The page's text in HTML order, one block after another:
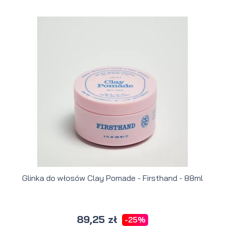
Glinka do włosów Clay Pomade - Firsthand - 88ml
89,25 zł -25%